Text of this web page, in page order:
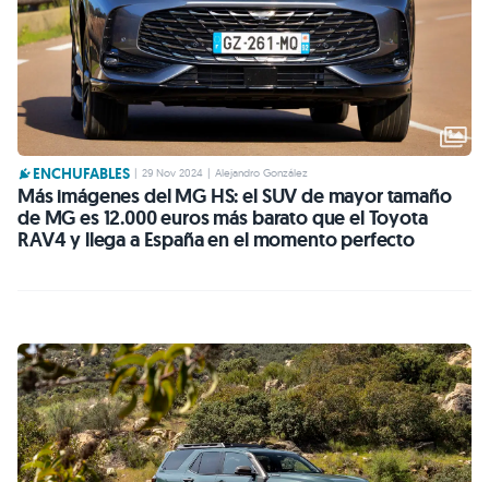
ENCHUFABLES 29 Nov 2024 Alejandro González
Más imágenes del MG HS: el SUV de mayor tamaño
de MG es 12.000 euros más barato que el Toyota
RAV4 y llega a España en el momento perfecto